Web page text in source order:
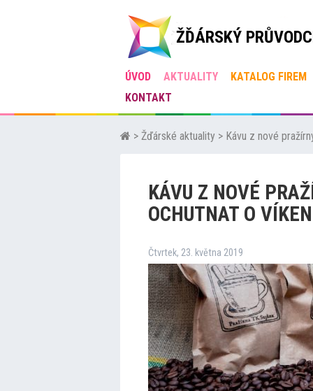
ŽĎÁRSKÝ
ÚVOD AKTUALITY KATALOG FIREM
KONTAKT
> Žďárské aktuality > Kávu z nové
KÁVU Z NOVÉ
OCHUTNAT O
Čtvrtek, 23. května 2019